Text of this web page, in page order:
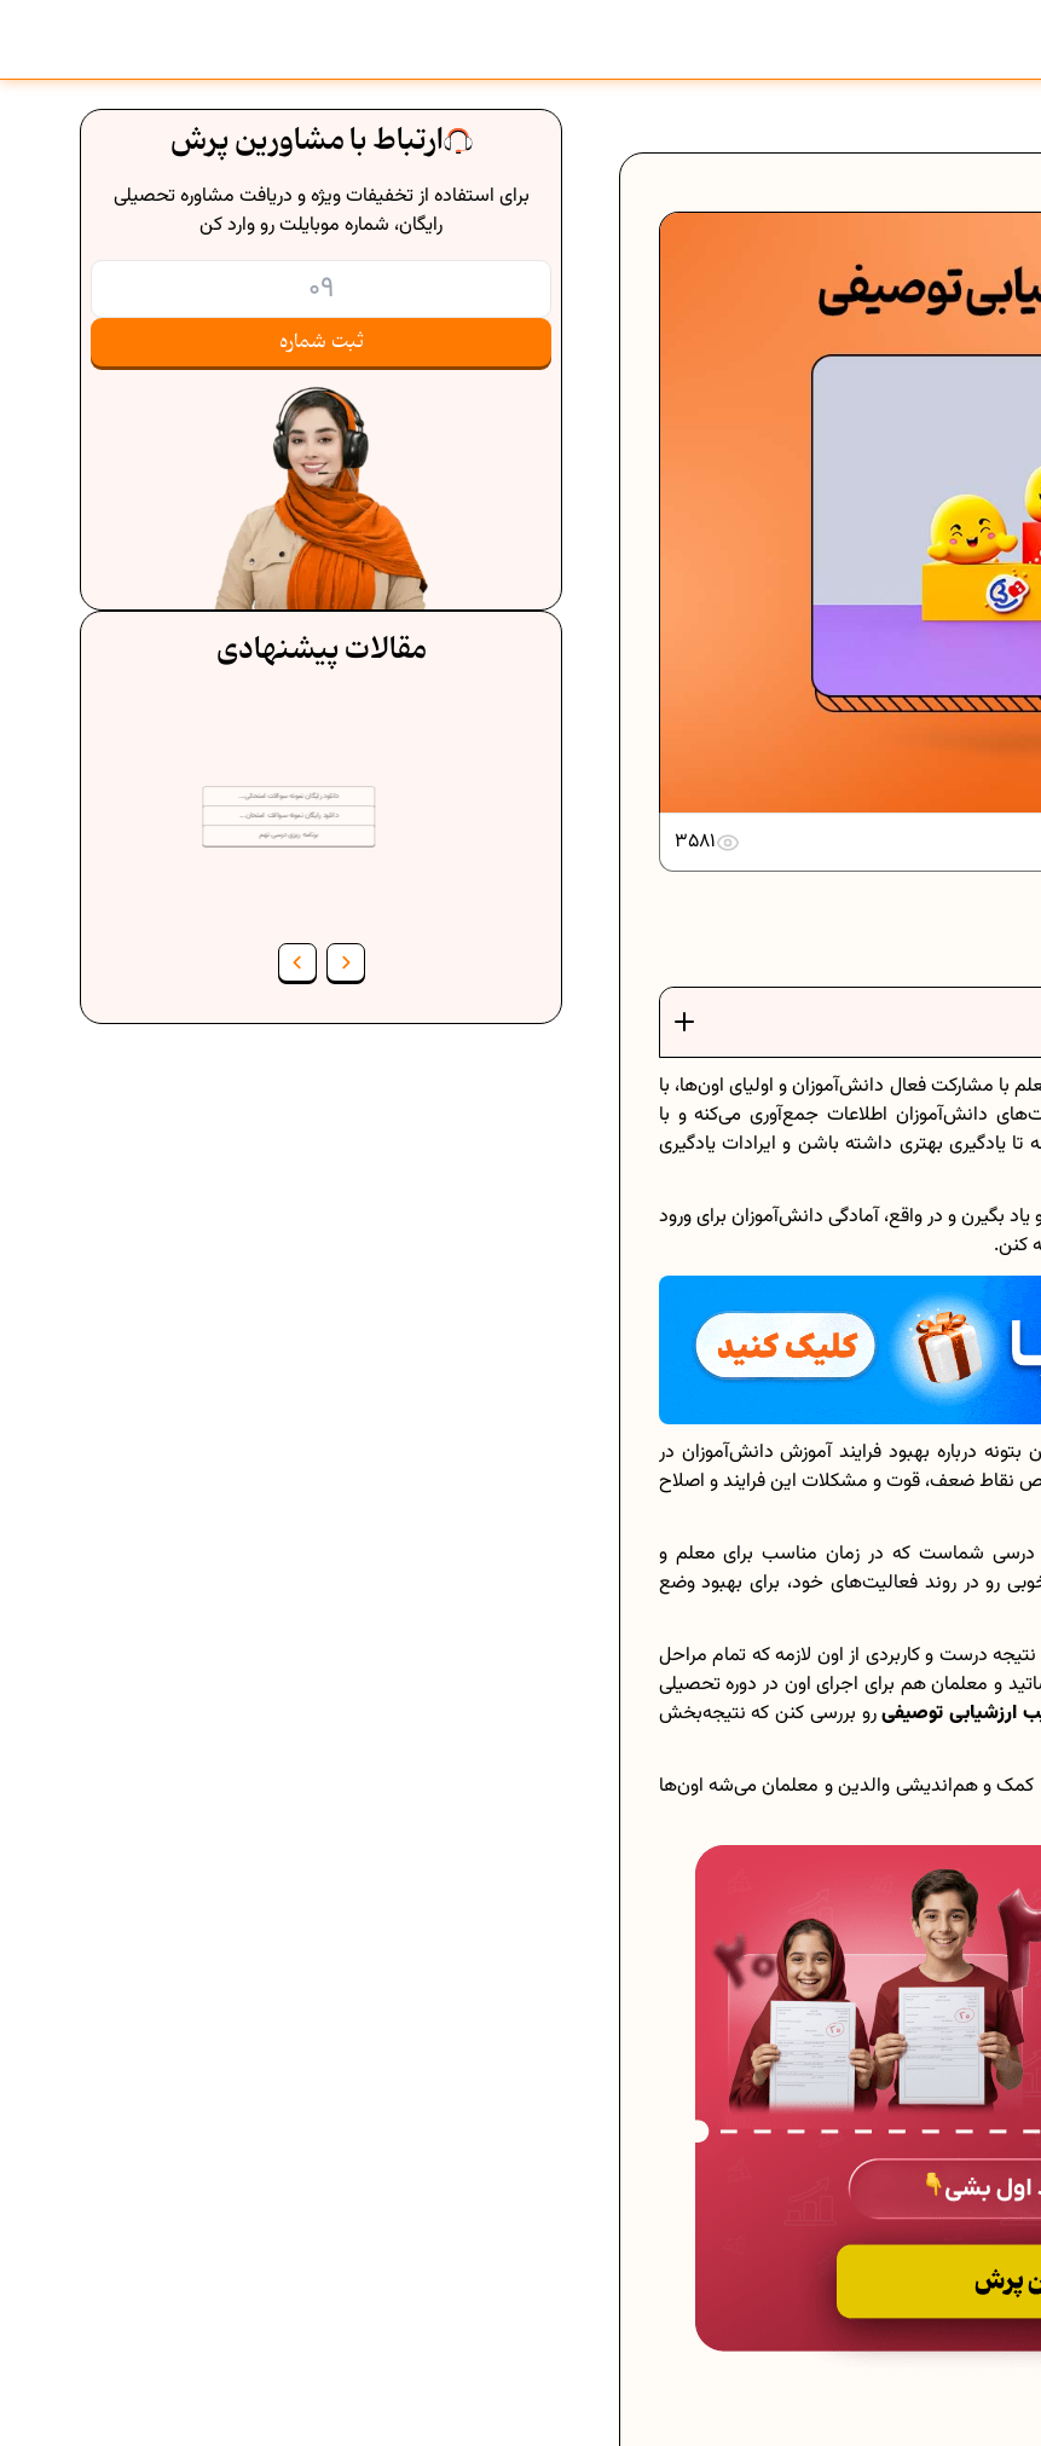
ارتباط با مشاورین پرش
برای استفاده از تخفیفات ویژه و دریافت مشاوره تحصیلی
رایگان، شماره موبایلت رو وارد کن
ثبت شماره
مقالات پیشنهادی
دانلود رایگان نمونه سوالات امتحان...
برنامه‌ ریزی درسی نهم
فرمول حجم اشکال هندسی در ریاضیات
برنامه‌ ریزی درسی هفتم
عادات افراد موفق
برنامه‌ ریزی درسی هشتم
دانلود رایگان کتاب‌های دوازدهم...
اعداد صحیح، طبیعی و گویا چه اعدادی...
دانلود رایگان نمونه سوالات امتحانی...
دانلود رایگان نمونه سوالات امتحان...
برنامه‌ ریزی درسی نهم
فرمول حجم اشکال هندسی در ریاضیات
برنامه‌ ریزی درسی هفتم
3581
با مشارکت فعال دانش‌آموزان و اولیای اون‌ها، با
دانش‌آموزان اطلاعات جمع‌آوری می‌کنه و با
یادگیری بهتری داشته باشن و ایرادات یادگیری
بگیرن و در واقع، آمادگی دانش‌آموزان برای ورود
کنن.
درباره بهبود فرايند آموزش دانش‌آموزان در
نقاط ضعف‌، قوت و مشكلات این فرايند و اصلاح
درسی شماست كه در زمان مناسب برای معلم و
رو در روند فعاليت‌های خود، برای بهبود وضع
درست و کاربردی از اون لازمه که تمام مراحل
و معلمان هم برای اجرای اون در دوره تحصیلی
ارزشیابی توصیفیرو بررسی کنن که نتیجه‌بخش
کمک و هم‌اندیشی والدین و معلمان می‌شه اون‌ها